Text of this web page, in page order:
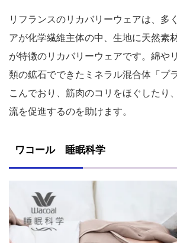
リフランスのリカバリーウェアは、多
アが化学繊維主体の中、生地に天然素
が特徴のリカバリーウェアです。綿や
類の鉱石でできたミネラル混合体「プ
こんでおり、筋肉のコリをほぐしたり
流を促進するのを助けます。
ワコール 睡眠科学